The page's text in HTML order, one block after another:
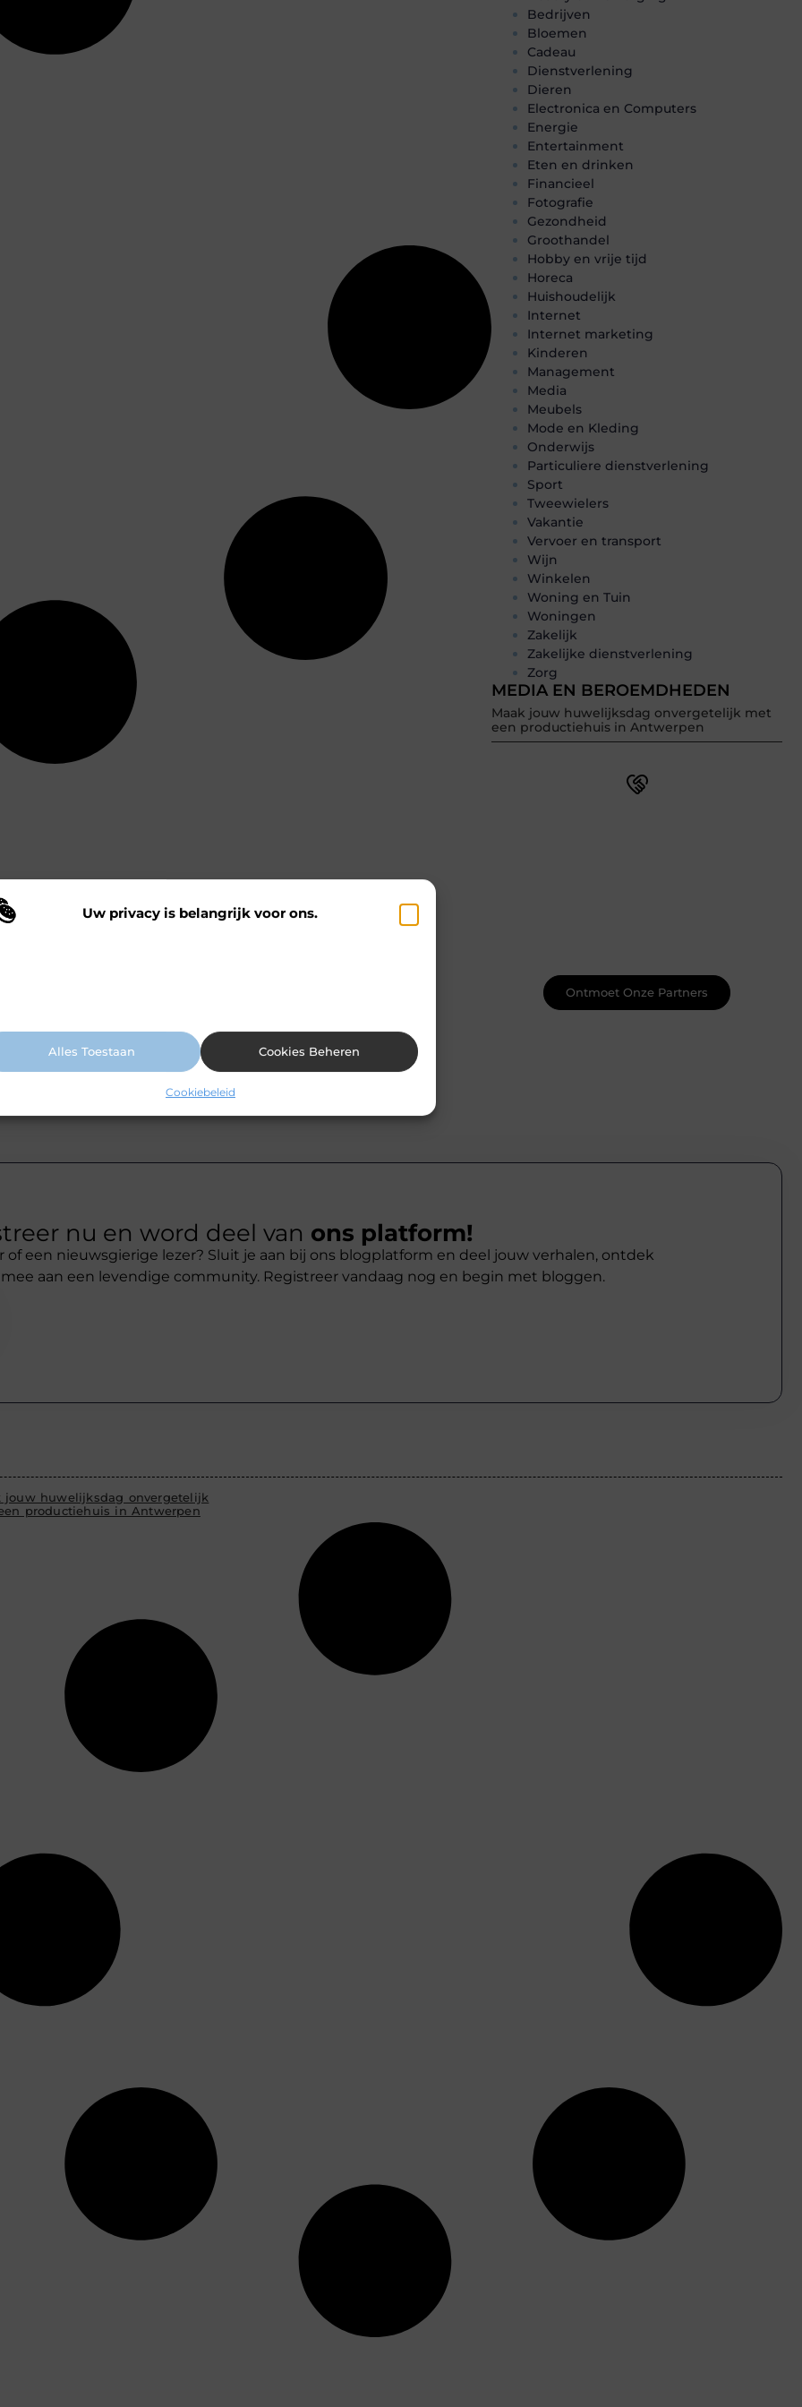
Uw privacy is belangrijk voor ons.
Alles Toestaan Cookies Beheren
Cookiebeleid
Bedrijven
Bloemen
Cadeau
Dienstverlening
Dieren
Electronica en Computers
Energie
Entertainment
Eten en drinken
Financieel
Fotografie
Gezondheid
Groothandel
Hobby en vrije tijd
Horeca
Huishoudelijk
Internet
Internet marketing
Kinderen
Management
Media
Meubels
Mode en Kleding
Onderwijs
Particuliere dienstverlening
Sport
Tweewielers
Vakantie
Vervoer en transport
Wijn
Winkelen
Woning en Tuin
Woningen
Zakelijk
Zakelijke dienstverlening
Zorg
MEDIA EN BEROEMDHEDEN
Maak jouw huwelijksdag onvergetelijk met
een productiehuis in Antwerpen
Ontmoet Onze Partners
nu en word deel van ons platform!
of een nieuwsgierige lezer? Sluit je aan bij ons blogplatform en deel jouw verhalen, ontdek
aan een levendige community. Registreer vandaag nog en begin met bloggen.
jouw huwelijksdag onvergetelijk
productiehuis in Antwerpen